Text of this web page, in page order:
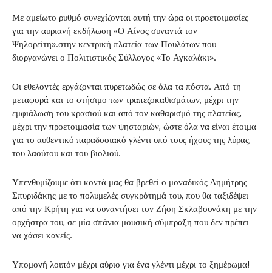
Με αμείωτο ρυθμό συνεχίζονται αυτή την ώρα οι προετοιμασίες
για την αυριανή εκδήλωση «Ο Αίνος συναντά τον
Ψηλορείτη».στην κεντρική πλατεία των Πουλάτων που
διοργανώνει ο Πολιτιστικός Σύλλογος «Το Αγκαλάκι».
Οι εθελοντές εργάζονται πυρετωδώς σε όλα τα πόστα. Από τη
μεταφορά και το στήσιμο των τραπεζοκαθισμάτων, μέχρι την
εμφιάλωση του κρασιού και από τον καθαρισμό της πλατείας,
μέχρι την προετοιμασία των ψησταριών, ώστε όλα να είναι έτοιμα
για το αυθεντικό παραδοσιακό γλέντι υπό τους ήχους της λύρας,
του λαούτου και του βιολιού.
Υπενθυμίζουμε ότι κοντά μας θα βρεθεί ο μοναδικός Δημήτρης
Σπυριδάκης με το πολυμελές συγκρότημά του, που θα ταξιδέψει
από την Κρήτη για να συναντήσει τον Ζήση Σκλαβουνάκη με την
ορχήστρα του, σε μία σπάνια μουσική σύμπραξη που δεν πρέπει
να χάσει κανείς.
Υπομονή λοιπόν μέχρι αύριο για ένα γλέντι μέχρι το ξημέρωμα!